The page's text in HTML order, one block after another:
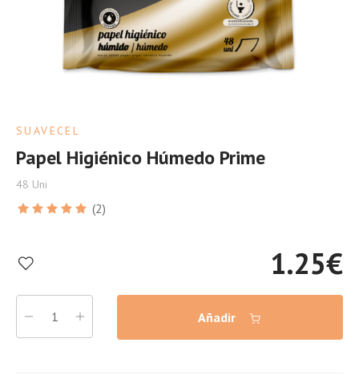
SUAVECEL
Papel Higiénico Húmedo Prime
48 Uni
(2)
1.25€
Añadir